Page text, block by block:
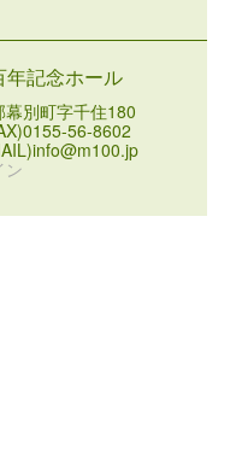
記念ホール
別町字千住180
56-8602
ン